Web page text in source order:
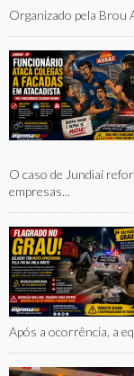
Organizado pela Brou
O caso de Jundiaí
empresas...
Após a ocorrência, a